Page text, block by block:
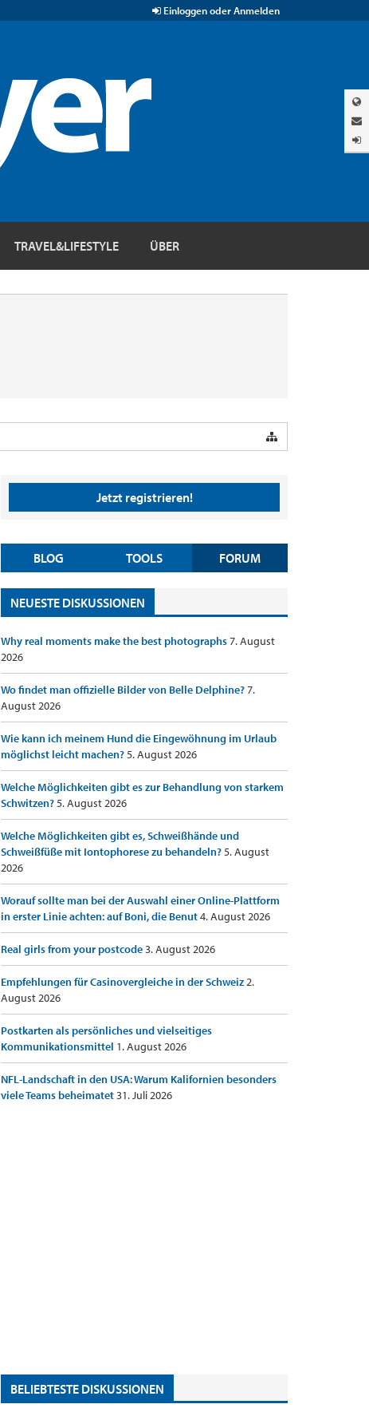
Einloggen oder Anmelden
TRAVEL&LIFESTYLE ÜBER
Jetzt registrieren!
BLOG TOOLS FORUM
NEUESTE DISKUSSIONEN
Why real moments make the best photographs7. August
2026
Wo findet man offizielle Bilder von Belle Delphine?7.
August 2026
Wie kann ich meinem Hund die Eingewöhnung im Urlaub
möglichst leicht machen?5. August 2026
Welche Möglichkeiten gibt es zur Behandlung von starkem
Schwitzen?5. August 2026
Welche Möglichkeiten gibt es, Schweißhände und
Schweißfüße mit Iontophorese zu behandeln?5. August
2026
Worauf sollte man bei der Auswahl einer Online-Plattform
in erster Linie achten: auf Boni, die Benut4. August 2026
Real girls from your postcode3. August 2026
Empfehlungen für Casinovergleiche in der Schweiz2.
August 2026
Postkarten als persönliches und vielseitiges
Kommunikationsmittel 1. August 2026
NFL-Landschaft in den USA: Warum Kalifornien besonders
viele Teams beheimatet31. Juli 2026
BELIEBTESTE DISKUSSIONEN